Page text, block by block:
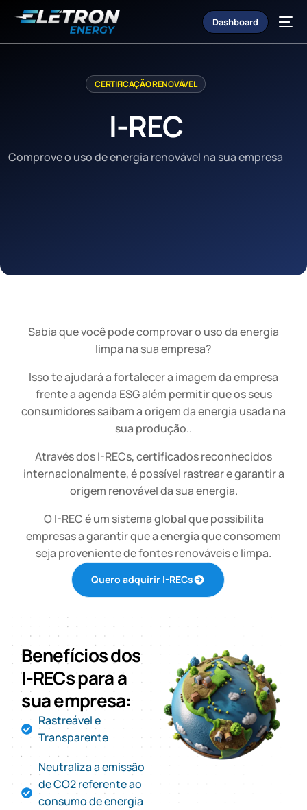
Dashboard
CERTIFICAÇÃO RENOVÁVEL
I-REC
Comprove o uso de energia renovável na sua empresa
Sabia que você pode comprovar o uso da energia
limpa na sua empresa?
Isso te ajudará a fortalecer a imagem da empresa
frente a agenda ESG além permitir que os seus
consumidores saibam a origem da energia usada na
sua produção..
Através dos I-RECs, certificados reconhecidos
internacionalmente, é possível rastrear e garantir a
origem renovável da sua energia.
O I-REC é um sistema global que possibilita
empresas a garantir que a energia que consomem
seja proveniente de fontes renováveis e limpa.
Quero adquirir I-RECs
Benefícios dos
I-RECs para a
sua empresa:
Rastreável e
Transparente
Neutraliza a emissão
de CO2 referente ao
consumo de energia